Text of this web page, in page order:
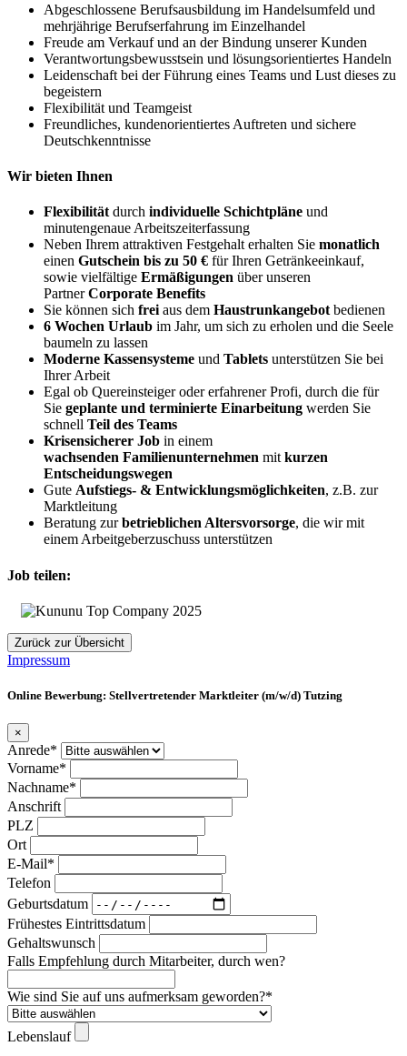
Abgeschlossene Berufsausbildung im Handelsumfeld und
mehrjährige Berufserfahrung im Einzelhandel
Freude am Verkauf und an der Bindung unserer Kunden
Verantwortungsbewusstsein und lösungsorientiertes Handeln
Leidenschaft bei der Führung eines Teams und Lust dieses zu
begeistern
Flexibilität und Teamgeist
Freundliches, kundenorientiertes Auftreten und sichere
Deutschkenntnisse
Wir bieten Ihnen
Flexibilitätdurch individuelle Schichtpläne und
minutengenaue Arbeitszeiterfassung
Neben Ihrem attraktiven Festgehalt erhalten Sie monatlich
einen Gutschein bis zu 50 € für Ihren Getränkeeinkauf,
sowie vielfältige Ermäßigungen über unseren
PartnerCorporate Benefits
Sie können sich freiaus dem Haustrunkangebotbedienen
6 Wochen Urlaub im Jahr, um sich zu erholen und die Seele
baumeln zu lassen
Moderne Kassensysteme und Tablets unterstützen Sie bei
Ihrer Arbeit
Egal ob Quereinsteiger oder erfahrener Profi, durch die für
Sie geplante und terminierte Einarbeitung werden Sie
schnell Teil des Teams
Krisensicherer Job in einem
wachsenden Familienunternehmen mitkurzen
Entscheidungswegen
Gute Aufstiegs- & Entwicklungsmöglichkeiten, z.B. zur
Marktleitung
Beratung zurbetrieblichen Altersvorsorge, die wir mit
einem Arbeitgeberzuschuss unterstützen
Job teilen:
Zurück zur Übersicht
Impressum
Online Bewerbung: Stellvertretender Marktleiter (m/w/d) Tutzing
×
Anrede*
Vorname*
Nachname*
Anschrift
PLZ
Ort
E-Mail*
Telefon
Geburtsdatum
Frühestes Eintrittsdatum
Gehaltswunsch
Falls Empfehlung durch Mitarbeiter, durch wen?
Wie sind Sie auf uns aufmerksam geworden?*
Lebenslauf